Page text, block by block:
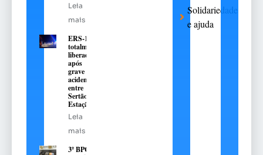
Leia
mais
ERS-135 é
totalmente
liberada
após
grave
acidente
entre
Sertão e
Estação
Leia
mais
3º BPChq
Solidariedade
e ajuda